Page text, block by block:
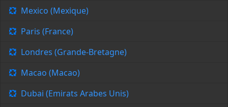
Mexico (Mexique)
Paris (France)
Londres (Grande-Bretagne)
Macao (Macao)
Dubai (Emirats Arabes Unis)